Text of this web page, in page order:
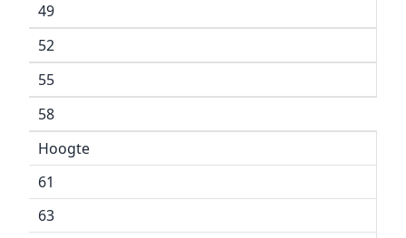
49
52
55
58
Hoogte
61
63